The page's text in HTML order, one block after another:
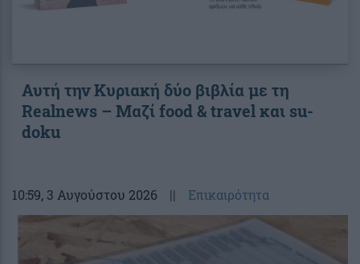
Αυτή την Κυριακή δύο βιβλία με τη
Realnews – Μαζί food & travel και su-
doku
10:59, 3 Αυγούστου 2026 || Επικαιρότητα